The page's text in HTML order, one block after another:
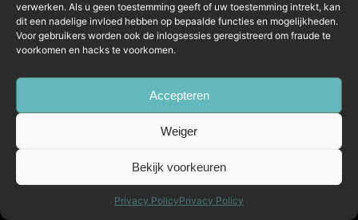
verwerken. Als u geen toestemming geeft of uw toestemming intrekt, kan
dit een nadelige invloed hebben op bepaalde functies en mogelijkheden.
Voor gebruikers worden ook de inlogsessies geregistreerd om fraude te
voorkomen en hacks te voorkomen.
Accepteren
Weiger
Bekijk voorkeuren
Privacy PolicyPrivacy Policy
Copyright © 2026 LTech Consultancy